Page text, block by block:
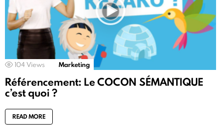
104 Views Marketing
Référencement: Le COCON SÉMANTIQUE
c’est quoi ?
READ MORE